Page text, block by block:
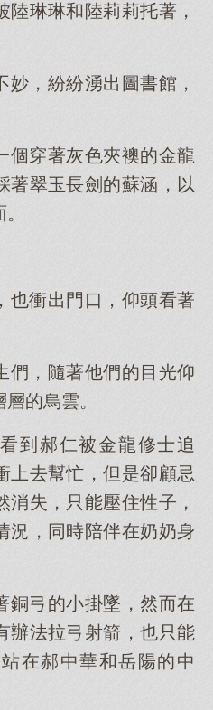
陸琳琳和陸莉莉托著，
妙，紛紛湧出圖書館，
個穿著灰色夾襖的金龍
著翠玉長劍的蘇涵，以
也衝出門口，仰頭看著
們，隨著他們的目光仰
的烏雲。
到郝仁被金龍修士追
上去幫忙，但是卻顧忌
失，只能壓住性子，
況，同時陪伴在奶奶身
銅弓的小掛墜，然而在
辦法拉弓射箭，也只能
在郝中華和岳陽的中